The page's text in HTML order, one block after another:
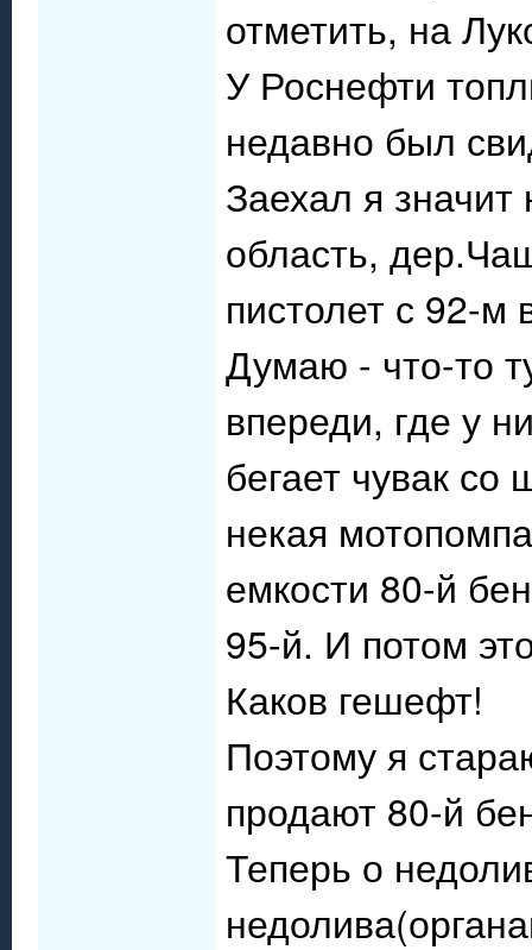
отметить, на
У Роснефти
недавно был
Заехал я
область,
пистолет с 92-м
Думаю - что-то
впереди, где у
бегает чувак со
некая
емкости 80-й
95-й. И потом
Каков гешефт!
Поэтому я
продают 80-й
Теперь о